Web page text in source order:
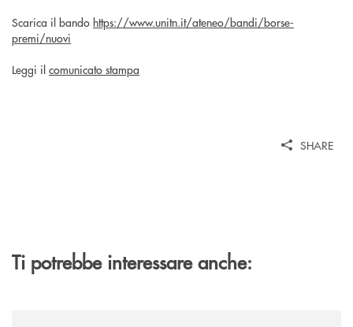
Scarica il bando https://www.unitn.it/ateneo/bandi/borse-
premi/nuovi
Leggi il comunicato stampa
SHARE
Ti potrebbe interessare anche: